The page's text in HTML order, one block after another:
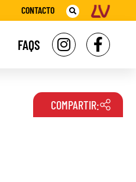
CONTACTO
FAQS
COMPARTIR: